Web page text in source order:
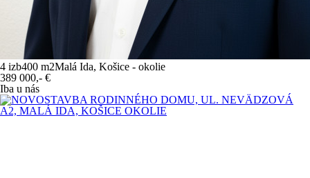
4 izb400 m2Malá Ida, Košice - okolie
389 000,- €
Iba u nás